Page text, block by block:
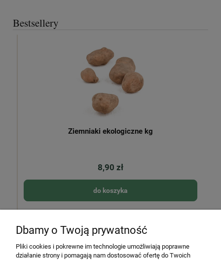
Bestsellery
Ziemniaki ekologiczne kg
8,90 zł
do koszyka
Dbamy o Twoją prywatność
Pliki cookies i pokrewne im technologie umożliwiają poprawne
działanie strony i pomagają nam dostosować ofertę do Twoich